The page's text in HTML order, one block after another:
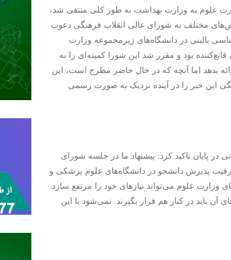
علوم به وزارت بهداشت به طور کلی منتفی شد،
مختلف به شورای عالی انقلاب فرهنگی دعوت
بالینی در دانشگاه‌های زیرمجموعه وزارت
بود و مقرر شد این شورا کمیته‌ای را به
بدهد اما آنچه که در حال حاضر مطرح است، این
این خبر را در آینده نزدیک به صورت رسمی
در پایان تاکید کرد: پیشنهاد ما در جلسه شورای
پذیرش دانشجو در دانشگاه‌های علوم پزشکی و
وزارت علوم می‌تواند نیازهای خود را مرتفع سازد
باید در کنار هم قرار بگیرند. نمی‌شود با این